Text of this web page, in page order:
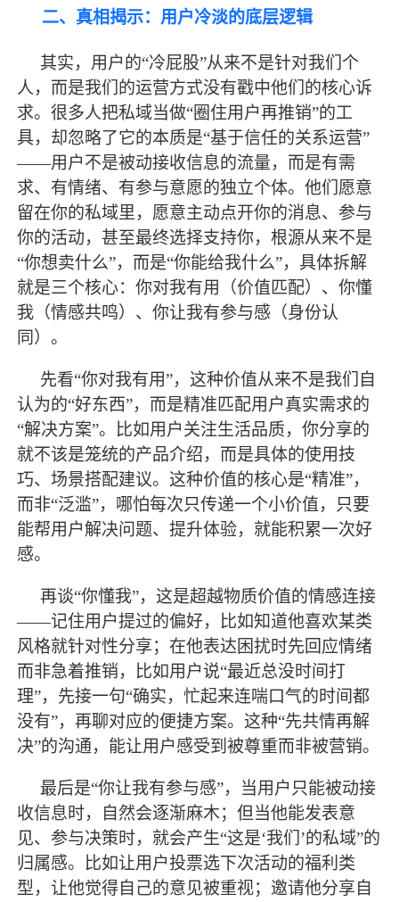
二、真相揭示：用户冷淡的底层逻辑
其实，用户的“冷屁股”从来不是针对我们个
人，而是我们的运营方式没有戳中他们的核心诉
求。很多人把私域当做“圈住用户再推销”的工
具，却忽略了它的本质是“基于信任的关系运营”
——用户不是被动接收信息的流量，而是有需
求、有情绪、有参与意愿的独立个体。他们愿意
留在你的私域里，愿意主动点开你的消息、参与
你的活动，甚至最终选择支持你，根源从来不是
“你想卖什么”，而是“你能给我什么”，具体拆解
就是三个核心：你对我有用（价值匹配）、你懂
我（情感共鸣）、你让我有参与感（身份认
同）。
先看“你对我有用”，这种价值从来不是我们自
认为的“好东西”，而是精准匹配用户真实需求的
“解决方案”。比如用户关注生活品质，你分享的
就不该是笼统的产品介绍，而是具体的使用技
巧、场景搭配建议。这种价值的核心是“精准”，
而非“泛滥”，哪怕每次只传递一个小价值，只要
能帮用户解决问题、提升体验，就能积累一次好
感。
再谈“你懂我”，这是超越物质价值的情感连接
——记住用户提过的偏好，比如知道他喜欢某类
风格就针对性分享；在他表达困扰时先回应情绪
而非急着推销，比如用户说“最近总没时间打
理”，先接一句“确实，忙起来连喘口气的时间都
没有”，再聊对应的便捷方案。这种“先共情再解
决”的沟通，能让用户感受到被尊重而非被营销。
最后是“你让我有参与感”，当用户只能被动接
收信息时，自然会逐渐麻木；但当他能发表意
见、参与决策时，就会产生“这是‘我们’的私域”的
归属感。比如让用户投票选下次活动的福利类
型，让他觉得自己的意见被重视；邀请他分享自